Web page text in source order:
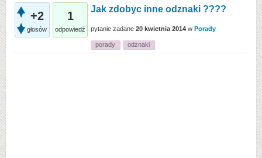
+2
głosów
1
odpowiedź
Jak zdobyc inne odznaki ????
pytanie zadane 20 kwietnia 2014 w Porady
porady odznaki